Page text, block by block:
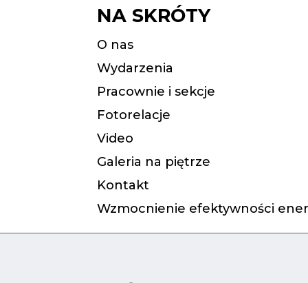
NA SKRÓTY
O nas
Wydarzenia
Pracownie i sekcje
Fotorelacje
Video
Galeria na piętrze
Kontakt
Wzmocnienie efektywności